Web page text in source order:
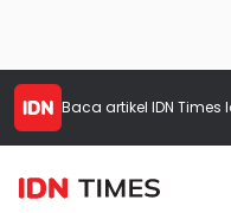
Baca artikel IDN Times